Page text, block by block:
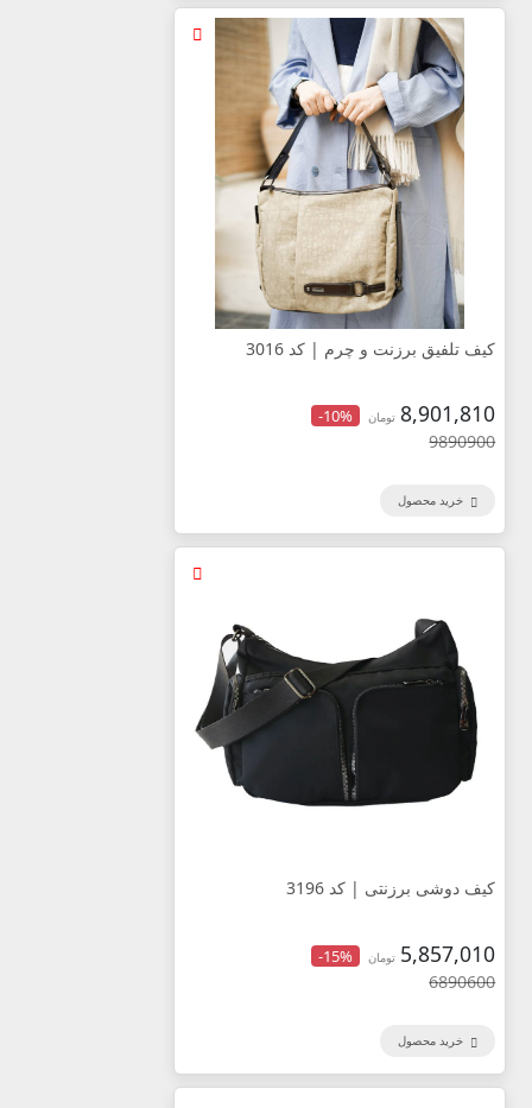
کیف تلفیق برزنت و چرم | کد 3016
8,901,810 تومان -10%
9890900
خرید محصول
کیف دوشی برزنتی | کد 3196
5,857,010 تومان -15%
6890600
خرید محصول